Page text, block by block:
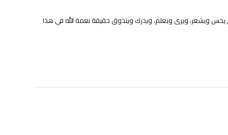
يحس ويشعر، ويری ويعلم، ويدرك ويتذوق حقيقة نعمة الله في هذا